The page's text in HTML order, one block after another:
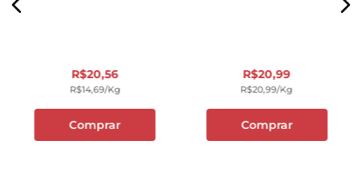
R$20,56
R$14,69/kg
Comprar
R$20,99
R$20,99/kg
Comprar